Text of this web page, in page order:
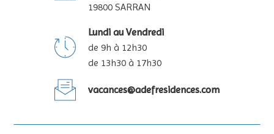
19800 SARRAN
Lundi au Vendredi
de 9h à 12h30
de 13h30 à 17h30
vacances@adefresidences.com